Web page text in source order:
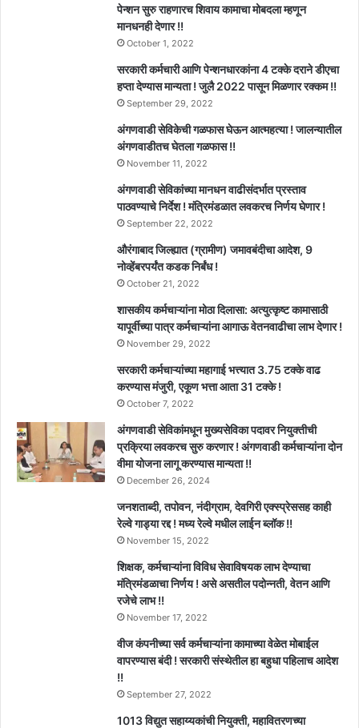
पेन्शन सुरु राहणारच शिवाय कामाचा मोबदला म्हणून
मानधनही देणार !!
October 1, 2022
सरकारी कर्मचारी आणि पेन्शनधारकांना 4 टक्के दराने डीएचा
हप्ता देण्यास मान्यता ! जुलै 2022 पासून मिळणार रक्कम !!
September 29, 2022
अंगणवाडी सेविकेची गळफास घेऊन आत्महत्या ! जालन्यातील
अंगणवाडीतच घेतला गळफास !!
November 11, 2022
अंगणवाडी सेविकांच्या मानधन वाढीसंदर्भात प्रस्ताव
पाठवण्याचे निर्देश ! मंत्रिमंडळात लवकरच निर्णय घेणार !
September 22, 2022
औरंगाबाद जिल्ह्यात (ग्रामीण) जमावबंदीचा आदेश, 9
नोव्हेंबरपर्यंत कडक निर्बंध !
October 21, 2022
शासकीय कर्मचाऱ्यांना मोठा दिलासा: अत्युत्कृष्ट कामासाठी
यापूर्वीच्या पात्र कर्मचाऱ्यांना आगाऊ वेतनवाढीचा लाभ देणार !
November 29, 2022
सरकारी कर्मचाऱ्यांच्या महागाई भत्त्यात 3.75 टक्के वाढ
करण्यास मंजुरी, एकूण भत्ता आता 31 टक्के !
October 7, 2022
अंगणवाडी सेविकांमधून मुख्यसेविका पदावर नियुक्तीची
प्रक्रिया लवकरच सुरु करणार ! अंगणवाडी कर्मचाऱ्यांना दोन
वीमा योजना लागू करण्यास मान्यता !!
December 26, 2024
जनशताब्दी, तपोवन, नंदीग्राम, देवगिरी एक्स्प्रेससह काही
रेल्वे गाड्या रद्द ! मध्य रेल्वे मधील लाईन ब्लॉक !!
November 15, 2022
शिक्षक, कर्मचाऱ्यांना विविध सेवाविषयक लाभ देण्याचा
मंत्रिमंडळाचा निर्णय ! असे असतील पदोन्नती, वेतन आणि
रजेचे लाभ !!
November 17, 2022
वीज कंपनीच्या सर्व कर्मचाऱ्यांना कामाच्या वेळेत मोबाईल
वापरण्यास बंदी ! सरकारी संस्थेतील हा बहुधा पहिलाच आदेश
!!
September 27, 2022
1013 विद्युत सहाय्यकांची नियुक्ती, महावितरणच्या